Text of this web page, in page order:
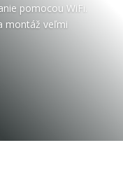
pomocou WiFi.
montáž veľmi